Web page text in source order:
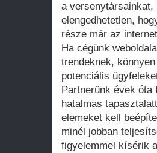
a versenytársainkat,
elengedhetetlen,
része már az
Ha cégünk
trendeknek,
potenciális
Partnerünk évek
hatalmas
elemeket kell
minél jobban
figyelemmel kísérik